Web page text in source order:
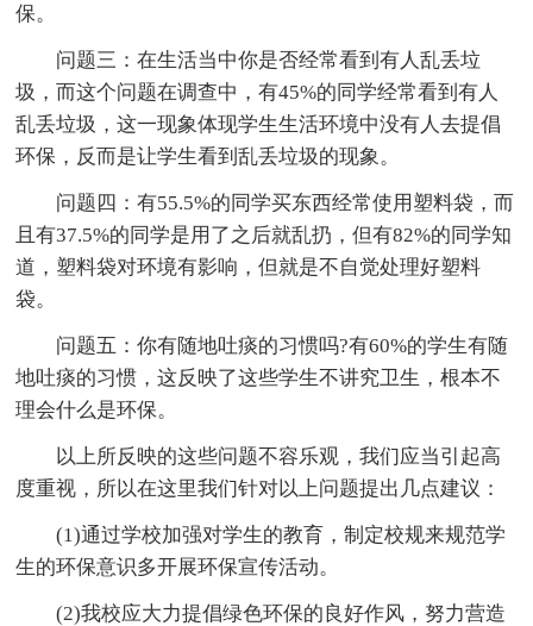
保。
问题三：在生活当中你是否经常看到有人乱丢垃
圾，而这个问题在调查中，有45%的同学经常看到有人
乱丢垃圾，这一现象体现学生生活环境中没有人去提倡
环保，反而是让学生看到乱丢垃圾的现象。
问题四：有55.5%的同学买东西经常使用塑料袋，而
且有37.5%的同学是用了之后就乱扔，但有82%的同学知
道，塑料袋对环境有影响，但就是不自觉处理好塑料
袋。
问题五：你有随地吐痰的习惯吗?有60%的学生有随
地吐痰的习惯，这反映了这些学生不讲究卫生，根本不
理会什么是环保。
以上所反映的这些问题不容乐观，我们应当引起高
度重视，所以在这里我们针对以上问题提出几点建议：
(1)通过学校加强对学生的教育，制定校规来规范学
生的环保意识多开展环保宣传活动。
(2)我校应大力提倡绿色环保的良好作风，努力营造